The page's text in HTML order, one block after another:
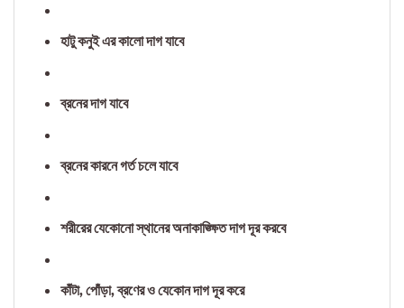
হাটু কনুই এর কালো দাগ যাবে
ব্রনের দাগ যাবে
ব্রনের কারনে গর্ত চলে যাবে
শরীরের যেকোনো স্থানের অনাকাঙ্ক্ষিত দাগ দূর করবে
কাঁটা, পোঁড়া, ব্রণের ও যেকোন দাগ দূর করে